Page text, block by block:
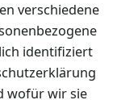
verschiedene
identifiziert
wofür wir sie